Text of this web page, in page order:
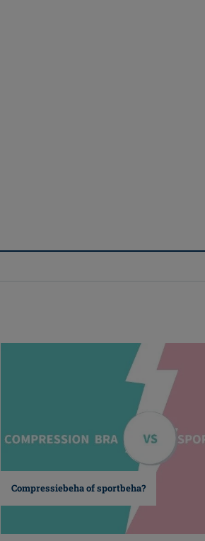
Compressiebeha of sportbeha?